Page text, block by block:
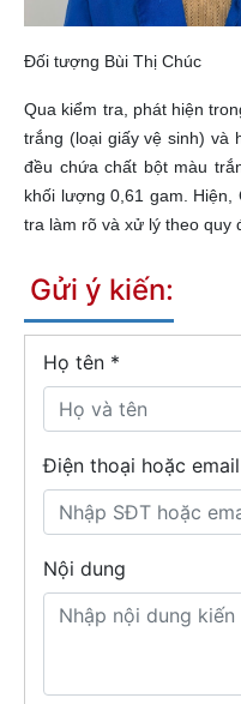
Đối tượng Bùi Thị Chúc
Qua kiểm tra, phát hiện
trắng (loại giấy vệ sinh) và
đều chứa chất bột màu
khối lượng 0,61 gam. Hiện,
tra làm rõ và xử lý theo quy
Gửi ý kiến:
Họ tên *
Điện thoại hoặc
Nội dung